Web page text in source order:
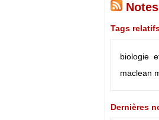
Tags
biologie
maclean
Dernières